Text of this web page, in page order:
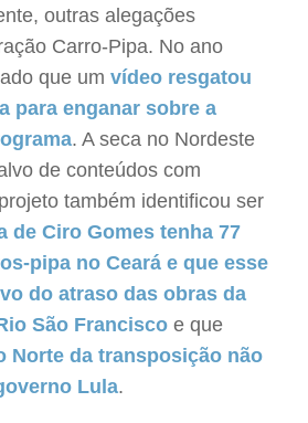
outras alegações
Carro-Pipa. No ano
que um vídeo resgatou
para enganar sobre a
. A seca no Nordeste
de conteúdos com
também identificou ser
de Ciro Gomes tenha 77
pipa no Ceará e que esse
do atraso das obras da
São Francisco e que
Norte da transposição não
Lula.